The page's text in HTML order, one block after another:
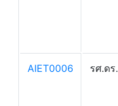
AIET0006 รศ.ดร.